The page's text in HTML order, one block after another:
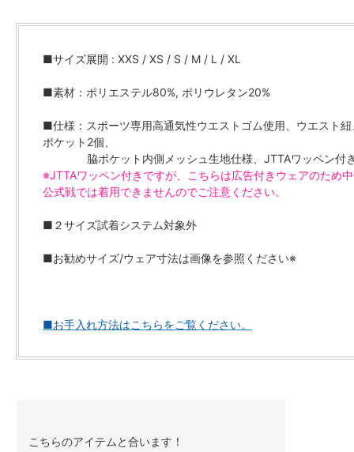
■サイズ展開 : XXS / XS / S / M / L / XL
■素材：ポリエステル80%, ポリウレタン20%
■仕様：スポーツ専用高通気性ウエストゴム使用、ウエスト
ポケット2個、
脇ポケット内側メッシュ生地仕様、JTTAワッペン付
※JTTAワッペン付きですが、こちらは広告付きウェアのため
公式戦では着用できませんのでご注意ください。
■２サイズ試着システム対象外
■お勧めサイズ/ウェア寸法は画像を参照ください※
■お手入れ方法はこちらをご覧ください。
こちらのアイテムと合います！